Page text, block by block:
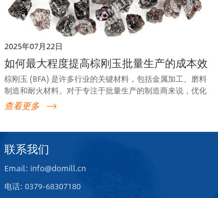
2025年07月22日
如何最大程度提高棕刚玉批量生产的成本效
益?
棕刚玉 (BFA) 是许多行业的关键材料，包括金属加工、磨料
制造和耐火材料。对于专注于批量生产的制造商来说，优化
BFA 的成本效益至关重要。通过在采购、生产和质量控制方
面采用正确的策略，制造商可以在保持低成本的同时实现高
适的棕刚玉等级 最大化成本效益的第一步是根据您的应用选
的特性，包括硬度、韧性和易碎性。了解哪种类型最适合您
的应用可以减少浪费并提高生产力。以下是选择合适等级的
查看更多
联系我们
Email: info@domill.cn
电话: 0379-68307180